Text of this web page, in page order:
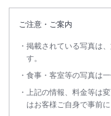
ご注意・ご案内
掲載されている写真は
す。
食事・客室等の写真は一
上記の情報、料金等は
はお客様ご自身で事前に